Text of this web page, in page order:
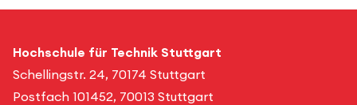
Hochschule für Technik Stuttgart
Schellingstr. 24, 70174 Stuttgart
Postfach 101452, 70013 Stuttgart